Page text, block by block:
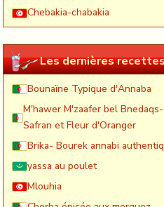
Chebakia-chabakia
Les dernières
Bounaïne Typique d'Annaba
M'hawer M'zaafer bel
Safran et Fleur d'Oranger
Brika- Bourek annabi
yassa au poulet
Mlouhia